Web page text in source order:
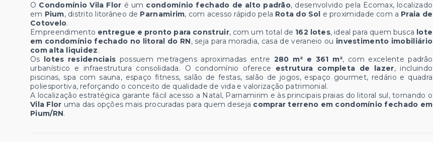
O Condomínio Vila Flor é um condomínio fechado de alto padrão, desenvolvido pela Ecomax, localizado
em Pium, distrito litorâneo de Parnamirim, com acesso rápido pela Rota do Sol e proximidade com a Praia de
Cotovelo.
Empreendimento entregue e pronto para construir, com um total de 162 lotes, ideal para quem busca lote
em condomínio fechado no litoral do RN, seja para moradia, casa de veraneio ou investimento imobiliário
com alta liquidez.
Os lotes residenciais possuem metragens aproximadas entre 280 m² e 361 m², com excelente padrão
urbanístico e infraestrutura consolidada. O condomínio oferece estrutura completa de lazer, incluindo
piscinas, spa com sauna, espaço fitness, salão de festas, salão de jogos, espaço gourmet, redário e quadra
poliesportiva, reforçando o conceito de qualidade de vida e valorização patrimonial.
A localização estratégica garante fácil acesso a Natal, Parnamirim e às principais praias do litoral sul, tornando o
Vila Flor uma das opções mais procuradas para quem deseja comprar terreno em condomínio fechado em
Pium/RN.